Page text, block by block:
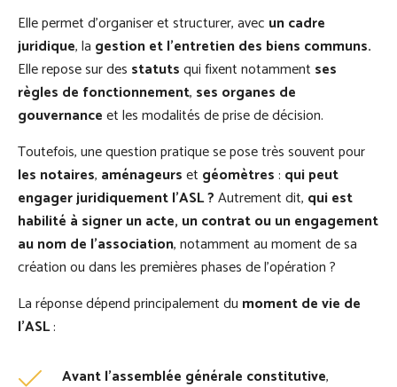
Elle permet d’organiser et structurer, avec un cadre
juridique, la gestion et l’entretien des biens communs.
Elle repose sur des statutsqui fixent notamment ses
règles de fonctionnement, ses organes de
gouvernanceet les modalités de prise de décision.
Toutefois, une question pratique se pose très souvent pour
les notaires, aménageurset géomètres: qui peut
engager juridiquement l’ASL ?Autrement dit, qui est
habilité à signer un acte, un contrat ou un engagement
au nom de l’association, notamment au moment de sa
création ou dans les premières phases de l’opération ?
La réponse dépend principalement du moment de vie de
l’ASL:
Avant l’assemblée générale constitutive,